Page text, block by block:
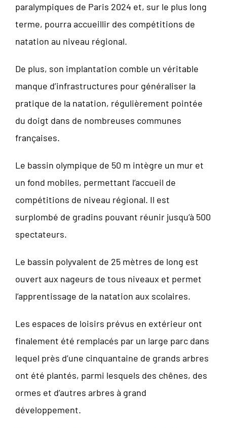
paralympiques de Paris 2024 et, sur le plus long
terme, pourra accueillir des compétitions de
natation au niveau régional.
De plus, son implantation comble un véritable
manque d’infrastructures pour généraliser la
pratique de la natation, régulièrement pointée
du doigt dans de nombreuses communes
françaises.
Le bassin olympique de 50 m intègre un mur et
un fond mobiles, permettant l’accueil de
compétitions de niveau régional. Il est
surplombé de gradins pouvant réunir jusqu’à 500
spectateurs.
Le bassin polyvalent de 25 mètres de long est
ouvert aux nageurs de tous niveaux et permet
l’apprentissage de la natation aux scolaires.
Les espaces de loisirs prévus en extérieur ont
finalement été remplacés par un large parc dans
lequel près d’une cinquantaine de grands arbres
ont été plantés, parmi lesquels des chênes, des
ormes et d’autres arbres à grand
développement.